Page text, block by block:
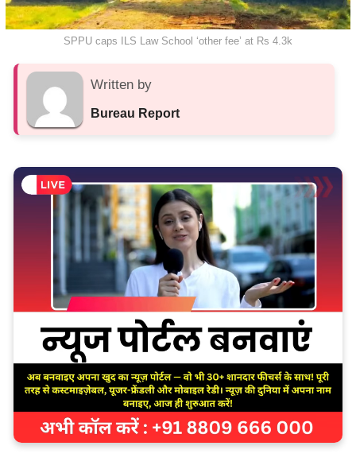
SPPU caps ILS Law School ‘other fee’ at Rs 4.3k
Written by
Bureau Report